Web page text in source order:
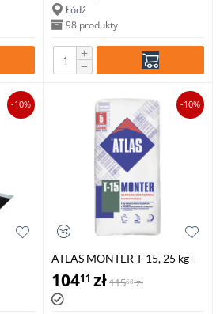
Łódź
98 produkty
+
−
-10% -10%
ATLAS MONTER T-15, 25 kg -
szybkowiążąca zaprawa
montażowa
10411 zł11568 zł